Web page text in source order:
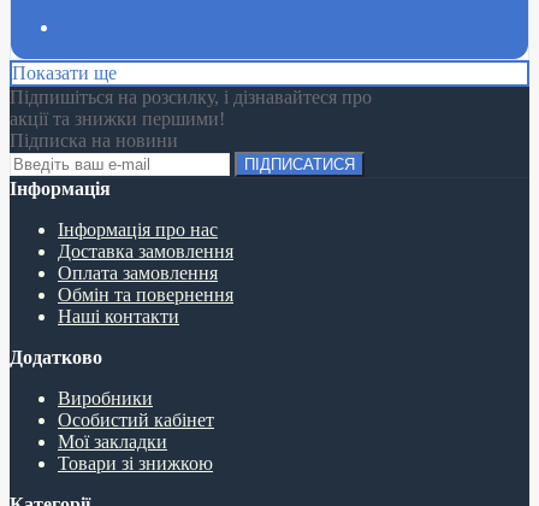
Показати ще
Підпишіться на розсилку, і дізнавайтеся про
акції та знижки першими!
Підписка на новини
ПІДПИСАТИСЯ
Інформація
Інформація про нас
Доставка замовлення
Оплата замовлення
Обмін та повернення
Наші контакти
Додатково
Виробники
Особистий кабінет
Мої закладки
Товари зі знижкою